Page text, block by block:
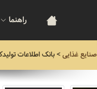
راهنما
صنایع غذایی>بانک اطلاعات